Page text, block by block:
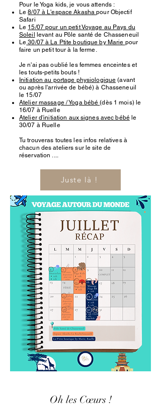
Pour le Yoga kids, je vous attends :
Le8/07 à L'espace Akashapour Objectif
Safari
Le 15/07 pour un petit Voyage au Pays du
Soleil levant au Pôle santé de Chasseneuil
Le 30/07 à La Ptite boutique by Marie pour
faire un petit tour à la ferme.
Je n'ai pas oublié les femmes enceintes et
les touts-petits bouts !
Initiation au portage physiologique (avant
ou après l'arrivée de bébé) à Chasseneuil
le 15/07
Atelier massage / Yoga bébé(dès 1 mois) le
16/07 à Ruelle
Atelier d'initiation aux signes avec bébéle
30/07 à Ruelle
Tu trouveras toutes les infos relatives à
chacun des ateliers sur le site de
réservation ....
Juste là !
Oh les Cœurs !